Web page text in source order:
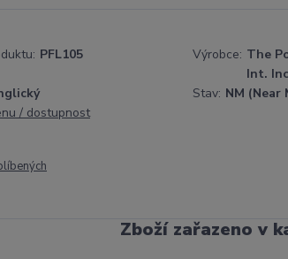
PFL105 Výrobce: The
Int.
Stav: NM (Near
/ dostupnost
Zboží zařazeno v